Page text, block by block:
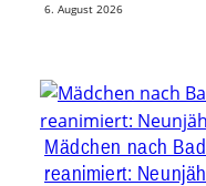
6. August 2026
Mädchen nach
reanimiert: